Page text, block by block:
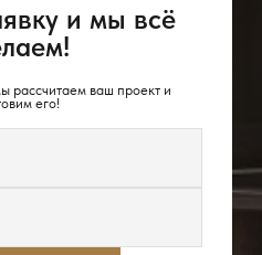
и мы всё
рассчитаем ваш проект и
его!